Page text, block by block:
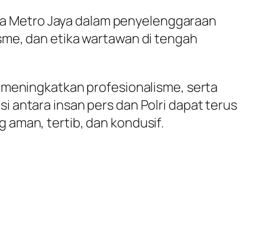
Metro Jaya dalam penyelenggaraan
dan etika wartawan di tengah
profesionalisme, serta
antara insan pers dan Polri dapat terus
aman, tertib, dan kondusif.